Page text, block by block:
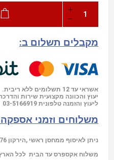
מקבלים תשלום ב:
אשראי עד 12 תשלומים ללא ריבית.
יעוץ והכוונה מקצועית שירות
ליעוץ והזמנה טלפונית 03-5166919
משלוחים וזמני
ניתן לאיסוף ממחסן ראשי ,הירקון 76 תל אביב- עד 3 ימי עסקים.
משלוח אקספרס עד הבית לכל